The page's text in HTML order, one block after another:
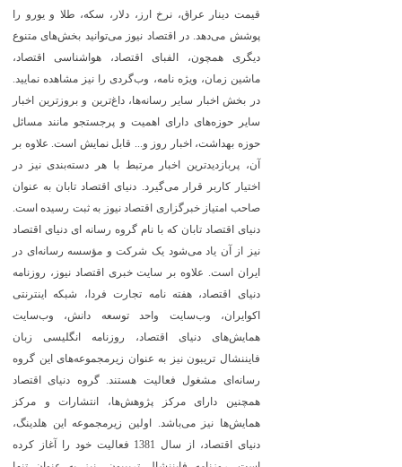
قیمت دینار عراق، نرخ ارز، دلار، سکه، طلا و یورو را
پوشش می‌دهد. در اقتصاد نیوز می‌توانید بخش‌های متنوع
دیگری همچون، الفبای اقتصاد، هواشناسی اقتصاد،
ماشین زمان، ویژه نامه، وب‌گردی را نیز مشاهده نمایید.
در بخش اخبار سایر رسانه‌ها، داغ‌ترین و بروزترین اخبار
سایر حوزه‌های دارای اهمیت و پرجستجو مانند مسائل
حوزه بهداشت، اخبار روز و... قابل نمایش است. علاوه بر
آن، پربازدیدترین اخبار مرتبط با هر دسته‌بندی نیز در
اختیار کاربر قرار می‌گیرد. دنیای اقتصاد تابان به عنوان
صاحب امتیاز خبرگزاری اقتصاد نیوز به ثبت رسیده است.
دنیای اقتصاد تابان که با نام گروه رسانه ای دنیای اقتصاد
نیز از آن یاد می‌شود یک شرکت و مؤسسه رسانه‌ای در
ایران است. علاوه بر سایت خبری اقتصاد نیوز، روزنامه
دنیای اقتصاد، هفته ‌نامه تجارت فردا، شبکه اینترنتی
اکوایران، وب‌سایت واحد توسعه دانش، وب‌سایت
همایش‌های دنیای اقتصاد، روزنامه انگلیسی ‌زبان
فایننشال تریبون نیز به عنوان زیرمجموعه‌های این گروه
رسانه‌ای مشغول فعالیت هستند. گروه دنیای اقتصاد
همچنین دارای مرکز پژوهش‌ها، انتشارات و مرکز
همایش‌ها نیز می‌باشد. اولین زیرمجموعه این هلدینگ،
دنیای اقتصاد، از سال 1381 فعالیت خود را آغاز کرده